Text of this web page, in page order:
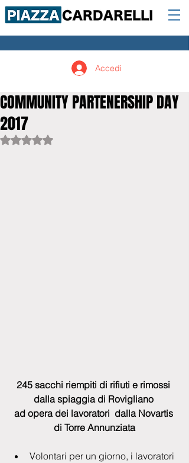
Accedi
COMMUNITY PARTENERSHIP DAY
2017
Valutazione NaN stelle su 5.
245 sacchi riempiti di rifiuti e rimossi
dalla spiaggia di Rovigliano
ad opera dei lavoratori  dalla Novartis
di Torre Annunziata
Volontari per un giorno, i lavoratori